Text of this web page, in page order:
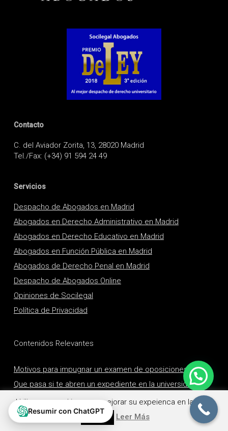
Contacto
C. del Aviador Zorita, 13, 28020 Madrid
Tel./Fax: (+34) 91 594 24 49
Servicios
Despacho de Abogados en Madrid
Abogados en Derecho Administrativo en Madrid
Abogados en Derecho Educativo en Madrid
Abogados en Función Pública en Madrid
Abogados de Derecho Penal en Madrid
Despacho de Abogados Online
Opiniones de Socilegal
Política de Privacidad
Contenidos Relevantes
Motivos para impugnar un examen de oposiciones
Que pasa si te abren un expediente en la universidad
Régimen incompatibilidades profesores universitarios
Utilizamos cookies para mejorar su expeienca en la web.
Leer Más
Resumir con ChatGPT